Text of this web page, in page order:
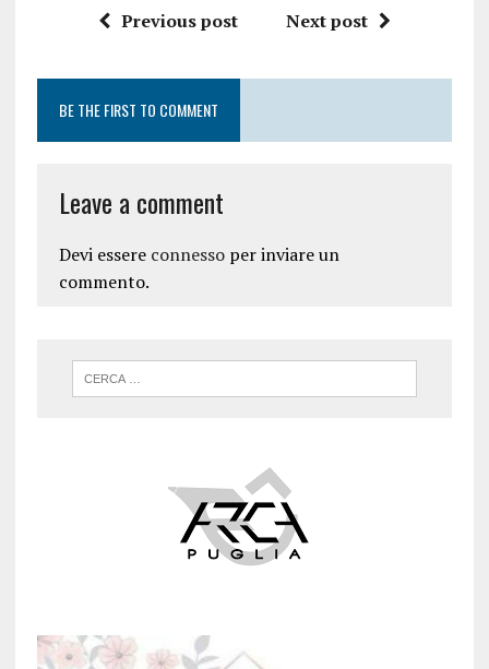
Previous post Next post
BE THE FIRST TO COMMENT
Leave a comment
Devi essere connessoper inviare un
commento.